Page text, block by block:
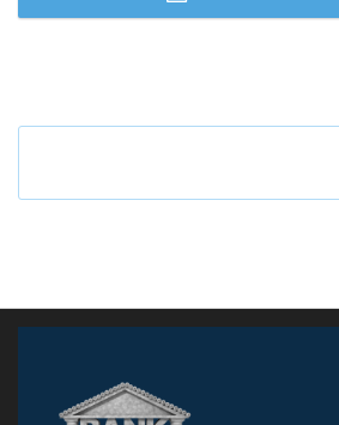
Что будет с наличными